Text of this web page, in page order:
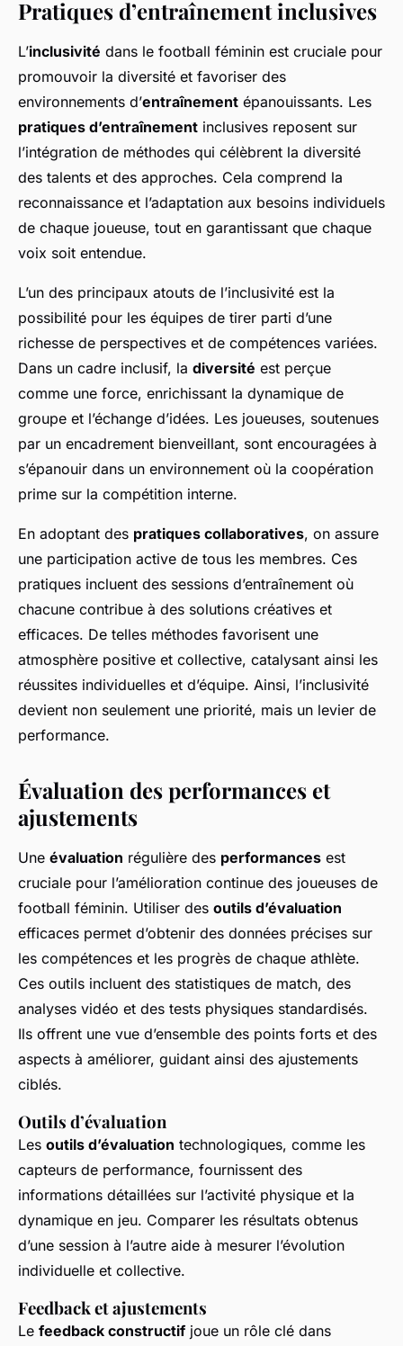
Pratiques d’entraînement inclusives
L’inclusivité dans le football féminin est cruciale pour
promouvoir la diversité et favoriser des
environnements d’entraînement épanouissants. Les
pratiques d’entraînement inclusives reposent sur
l’intégration de méthodes qui célèbrent la diversité
des talents et des approches. Cela comprend la
reconnaissance et l’adaptation aux besoins individuels
de chaque joueuse, tout en garantissant que chaque
voix soit entendue.
L’un des principaux atouts de l’inclusivité est la
possibilité pour les équipes de tirer parti d’une
richesse de perspectives et de compétences variées.
Dans un cadre inclusif, la diversité est perçue
comme une force, enrichissant la dynamique de
groupe et l’échange d’idées. Les joueuses, soutenues
par un encadrement bienveillant, sont encouragées à
s’épanouir dans un environnement où la coopération
prime sur la compétition interne.
En adoptant des pratiques collaboratives, on assure
une participation active de tous les membres. Ces
pratiques incluent des sessions d’entraînement où
chacune contribue à des solutions créatives et
efficaces. De telles méthodes favorisent une
atmosphère positive et collective, catalysant ainsi les
réussites individuelles et d’équipe. Ainsi, l’inclusivité
devient non seulement une priorité, mais un levier de
performance.
Évaluation des performances et
ajustements
Une évaluation régulière des performances est
cruciale pour l’amélioration continue des joueuses de
football féminin. Utiliser des outils d’évaluation
efficaces permet d’obtenir des données précises sur
les compétences et les progrès de chaque athlète.
Ces outils incluent des statistiques de match, des
analyses vidéo et des tests physiques standardisés.
Ils offrent une vue d’ensemble des points forts et des
aspects à améliorer, guidant ainsi des ajustements
ciblés.
Outils d’évaluation
Les outils d’évaluation technologiques, comme les
capteurs de performance, fournissent des
informations détaillées sur l’activité physique et la
dynamique en jeu. Comparer les résultats obtenus
d’une session à l’autre aide à mesurer l’évolution
individuelle et collective.
Feedback et ajustements
Le feedback constructifjoue un rôle clé dans